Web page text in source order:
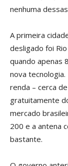
nenhuma
A primeira
desligado foi
quando apenas
nova tecnologia.
renda – cerca
gratuitamente
mercado
200 e a antena
bastante.